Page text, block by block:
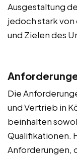
Ausgestaltung
jedoch stark
und Zielen des
Die
und Vertrieb in
beinhalten
Qualifikationen.
Anforderungen,